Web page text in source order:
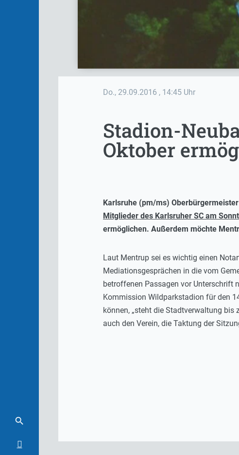
Do., 29.09.2016 , 14:45 Uhr
Stadion-
Oktober
Karlsruhe (pm/ms)
Mitglieder des Karlsruher SC am
ermöglichen. Außerdem möchte
Laut Mentrup sei es wichtig einen
Mediationsgesprächen in die vom
betroffenen Passagen vor Unterschrift
Kommission Wildparkstadion für den
können, „steht die Stadtverwaltung bis
auch den Verein, die Taktung der